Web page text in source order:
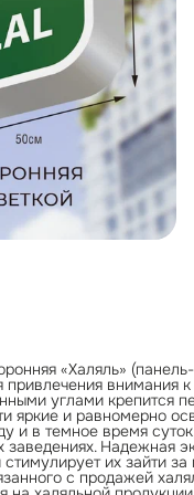
«Халяль»
привлечения внимания
углами крепится
яркие и равномерно
и в темное время
заведениях. Надежная
их зайти
с продажей